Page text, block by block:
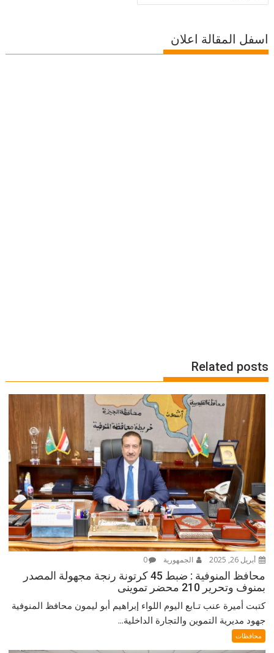
اسفل المقالة اعلان
Related posts
أبريل 26, 2025 الجمهورية 0
محافظ المنوفية : ضبط 45 كرتونة رنجة مجهولة المصدر
بمنوف وتحرير 210 محضر تموينى
كتبت أميرة عنب تـابع اليوم اللواء إبراهيم أبو ليمون محافظ المنوفية
جهود مديرية التموين والتجارة الداخلية...
محافظات